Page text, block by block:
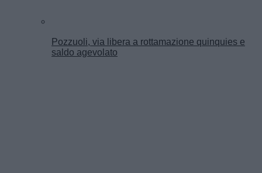
Pozzuoli, via libera a rottamazione quinquies e
saldo agevolato